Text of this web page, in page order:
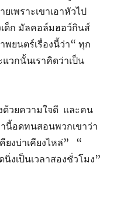
เพราะเขาเอาหัวไป
ด็ก มัลคอล์มฮอว์กินส์
ยนตร์เรื่องนี้ว่า“ ทุก
วกนั้นเราคิดว่าเป็น
ด้วยความใจดี และคน
นี้อดทนสอนพวกเขาว่า
ยงบ่าเคียงไหล่” “
งเป็นเวลาสองชั่วโมง”